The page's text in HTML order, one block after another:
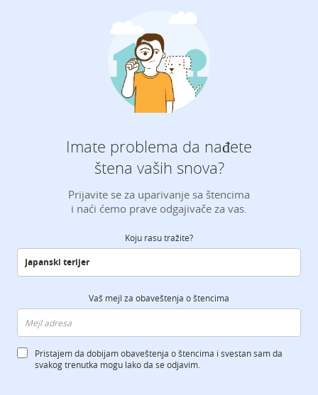
Imate problema da nađete
štena vaših snova?
Prijavite se za uparivanje sa štencima
i naći ćemo prave odgajivače za vas.
Koju rasu tražite?
Vaš mejl za obaveštenja o štencima
Pristajem da dobijam obaveštenja o štencima i svestan sam da
svakog trenutka mogu lako da se odjavim.